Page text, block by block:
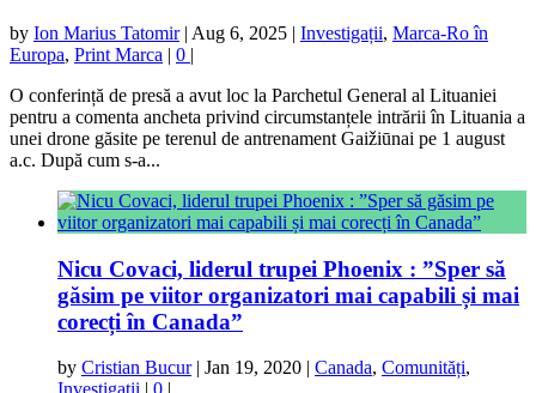
by Ion Marius Tatomir| Aug 6, 2025 | Investigații, Marca-Ro în
Europa, Print Marca | 0 |
O conferință de presă a avut loc la Parchetul General al Lituaniei
pentru a comenta ancheta privind circumstanțele intrării în Lituania a
unei drone găsite pe terenul de antrenament Gaižiūnai pe 1 august
a.c. După cum s-a...
Nicu Covaci, liderul trupei Phoenix : ”Sper să
găsim pe viitor organizatori mai capabili și mai
corecți în Canada”
by Cristian Bucur| Jan 19, 2020 Canada, Comunități,